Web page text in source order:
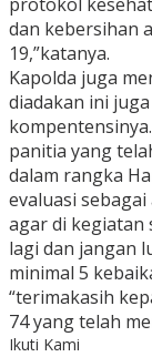
dan kebersihan
19,”katanya.
Kapolda juga
diadakan ini
panitia yang
dalam rangka
evaluasi
agar di kegiatan
lagi dan jangan
minimal 5
“terimakasih
74 yang telah
Ikuti Kami